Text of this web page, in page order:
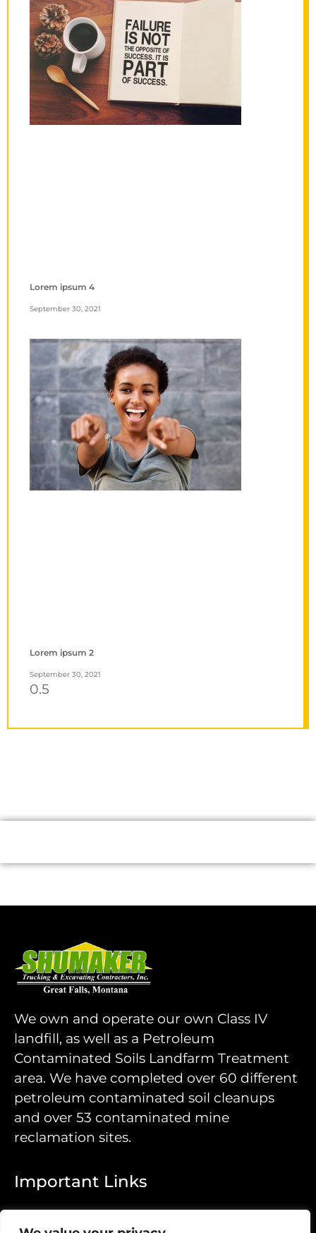
Lorem ipsum 4
September 30, 2021
Lorem ipsum 2
September 30, 2021
We own and operate our own Class IV
landfill, as well as a Petroleum
Contaminated Soils Landfarm Treatment
area. We have completed over 60 different
petroleum contaminated soil cleanups
and over 53 contaminated mine
reclamation sites.
Important Links